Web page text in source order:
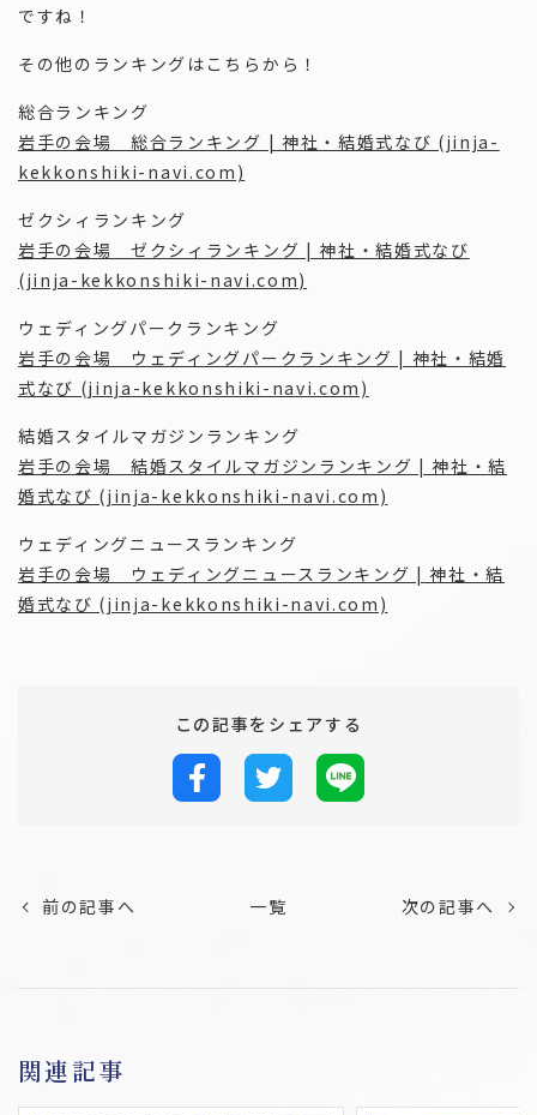
ですね！
その他のランキングはこちらから！
総合ランキング
岩手の会場 総合ランキング | 神社・結婚式なび (jinja-
kekkonshiki-navi.com)
ゼクシィランキング
岩手の会場 ゼクシィランキング | 神社・結婚式なび
(jinja-kekkonshiki-navi.com)
ウェディングパークランキング
岩手の会場 ウェディングパークランキング | 神社・結婚
式なび (jinja-kekkonshiki-navi.com)
結婚スタイルマガジンランキング
岩手の会場 結婚スタイルマガジンランキング | 神社・結
婚式なび (jinja-kekkonshiki-navi.com)
ウェディングニュースランキング
岩手の会場 ウェディングニュースランキング | 神社・結
婚式なび (jinja-kekkonshiki-navi.com)
この記事をシェアする
前の記事へ 一覧 次の記事へ
関連記事